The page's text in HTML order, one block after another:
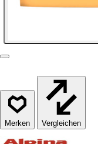
Vergleichen